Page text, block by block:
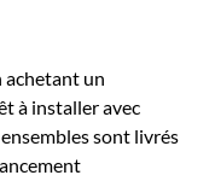
achetant un
à installer avec
sont livrés